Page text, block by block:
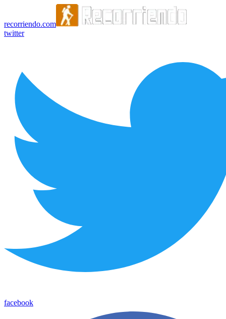
recorriendo.com
twitter
facebook